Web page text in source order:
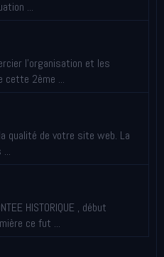
...
l’organisation et les
cette 2ème ...
qualité de votre site web. La
HISTORIQUE , début
ce fut ...